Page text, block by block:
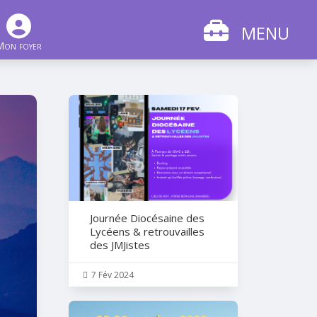
foyer
MENU
Journée Diocésaine des
Lycéens & retrouvailles
des JMJistes
 7 Fév 2024